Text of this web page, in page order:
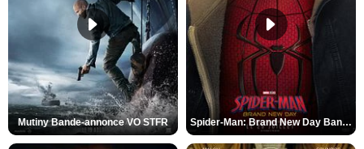
Mutiny Bande-annonce VO STFR Spider-Man: Brand New Day Bande-annonce VO STFR